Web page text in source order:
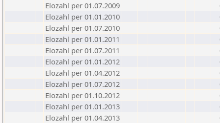
Elozahl per 01.07.2009
Elozahl per 01.01.2010
Elozahl per 01.07.2010
Elozahl per 01.01.2011
Elozahl per 01.07.2011
Elozahl per 01.01.2012
Elozahl per 01.04.2012
Elozahl per 01.07.2012
Elozahl per 01.10.2012
Elozahl per 01.01.2013
Elozahl per 01.04.2013